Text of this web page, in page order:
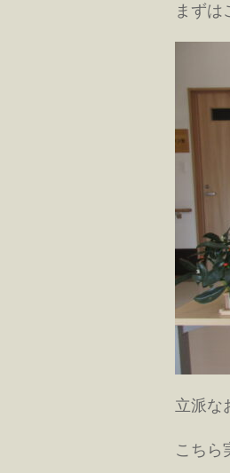
まずは
立派な
こちら